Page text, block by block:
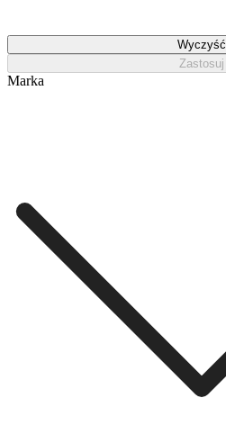
Wyczyść
Zastosuj
Marka